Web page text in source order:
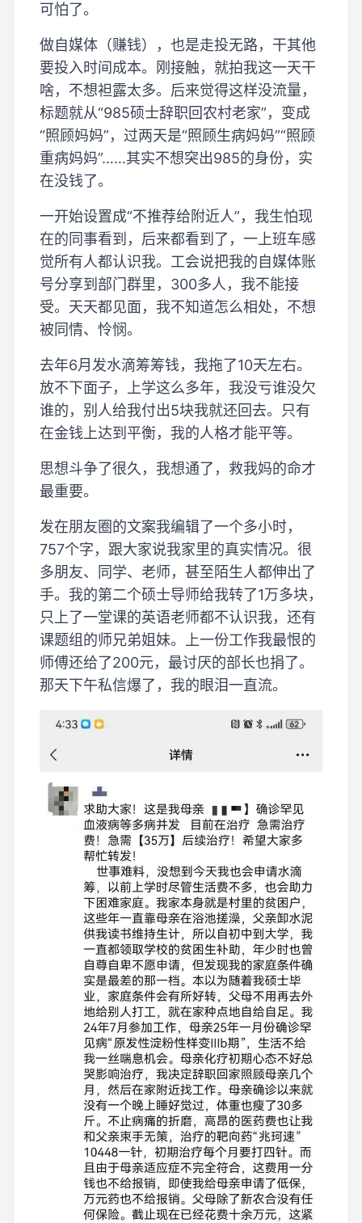
可怕了。
做自媒体（赚钱），也是走投无路，干其他
要投入时间成本。刚接触，就拍我这一天干
啥，不想袒露太多。后来觉得这样没流量，
标题就从“985硕士辞职回农村老家”，变成
“照顾妈妈”，过两天是“照顾生病妈妈”“照顾
重病妈妈”……其实不想突出985的身份，实
在没钱了。
一开始设置成“不推荐给附近人”，我生怕现
在的同事看到，后来都看到了，一上班车感
觉所有人都认识我。工会说把我的自媒体账
号分享到部门群里，300多人，我不能接
受。天天都见面，我不知道怎么相处，不想
被同情、怜悯。
去年6月发水滴筹筹钱，我拖了10天左右。
放不下面子，上学这么多年，我没亏谁没欠
谁的，别人给我付出5块我就还回去。只有
在金钱上达到平衡，我的人格才能平等。
思想斗争了很久，我想通了，救我妈的命才
最重要。
发在朋友圈的文案我编辑了一个多小时，
757个字，跟大家说我家里的真实情况。很
多朋友、同学、老师，甚至陌生人都伸出了
手。我的第二个硕士导师给我转了1万多块，
只上了一堂课的英语老师都不认识我，还有
课题组的师兄弟姐妹。上一份工作我最恨的
师傅还给了200元，最讨厌的部长也捐了。
那天下午私信爆了，我的眼泪一直流。